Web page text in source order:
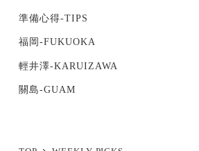
準備心得-TIPS
福岡-FUKUOKA
輕井澤-KARUIZAWA
關島-GUAM